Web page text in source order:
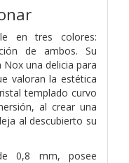
en tres colores:
de ambos. Su
una delicia para
valoran la estética
templado curvo
al crear una
al descubierto su
0,8 mm, posee